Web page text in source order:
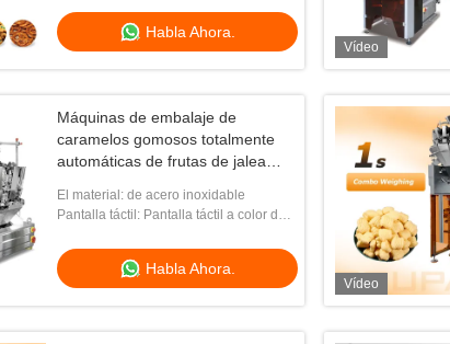
Habla Ahora.
Vídeo
Máquinas de embalaje de
caramelos gomosos totalmente
automáticas de frutas de jalea
VFFS Máquina de embalaje de
El material: de acero inoxidable
Pantalla táctil: Pantalla táctil a color de
Habla Ahora.
Vídeo